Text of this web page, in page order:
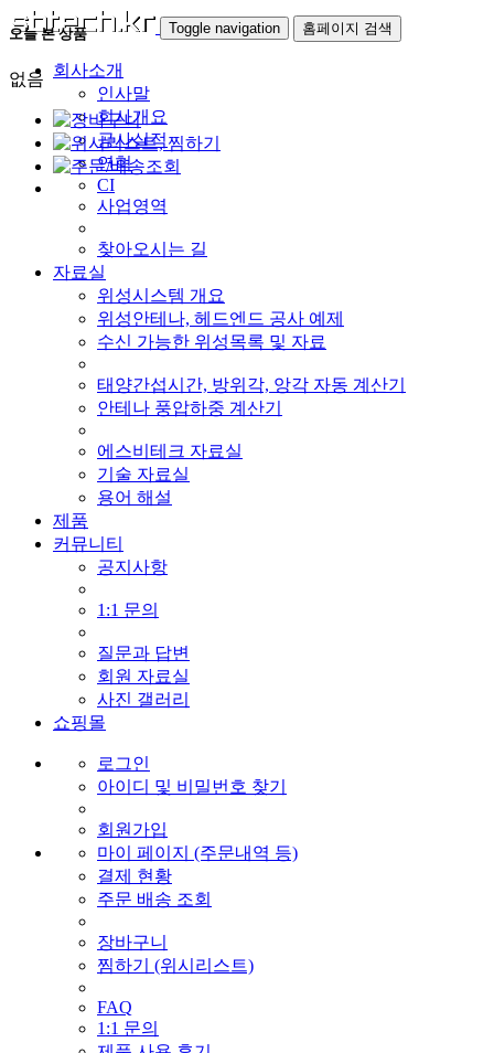
Toggle navigation 홈페이지 검색
회사소개
인사말
회사개요
공사실적
연혁
CI
사업영역
찾아오시는 길
자료실
위성시스템 개요
위성안테나, 헤드엔드 공사 예제
수신 가능한 위성목록 및 자료
태양간섭시간, 방위각, 앙각 자동 계산기
안테나 풍압하중 계산기
에스비테크 자료실
기술 자료실
용어 해설
제품
커뮤니티
공지사항
1:1 문의
질문과 답변
회원 자료실
사진 갤러리
쇼핑몰
로그인
아이디 및 비밀번호 찾기
회원가입
마이 페이지 (주문내역 등)
결제 현황
주문 배송 조회
장바구니
찜하기 (위시리스트)
FAQ
1:1 문의
오늘 본 상품
없음